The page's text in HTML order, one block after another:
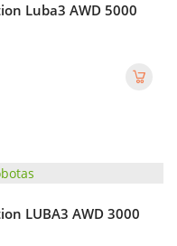
Luba3 AWD 5000
LUBA3 AWD 3000